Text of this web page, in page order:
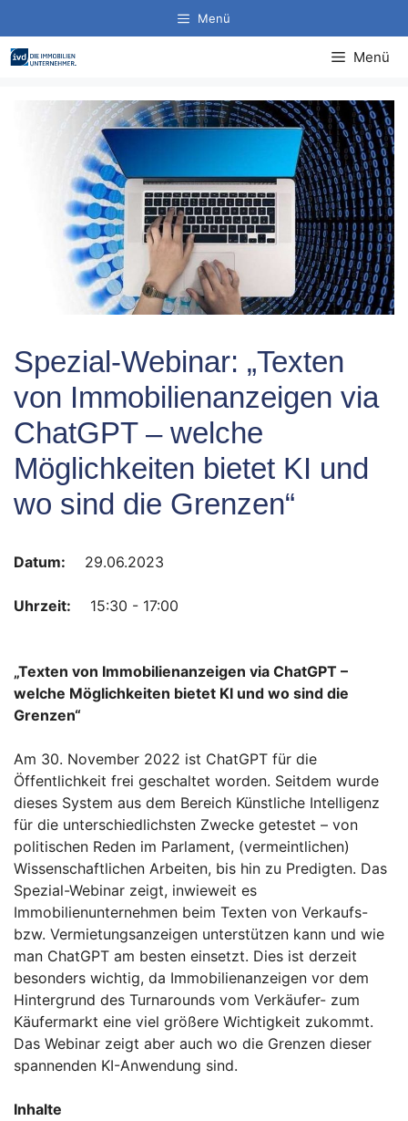
Inhalt
springen
Menü
Menü
Spezial-Webinar: „Texten
von Immobilienanzeigen via
ChatGPT – welche
Möglichkeiten bietet KI und
wo sind die Grenzen“
Datum: 29.06.2023
Uhrzeit: 15:30 - 17:00
„Texten von Immobilienanzeigen via ChatGPT –
welche Möglichkeiten bietet KI und wo sind die
Grenzen“
Am 30. November 2022 ist ChatGPT für die
Öffentlichkeit frei geschaltet worden. Seitdem wurde
dieses System aus dem Bereich Künstliche Intelligenz
für die unterschiedlichsten Zwecke getestet – von
politischen Reden im Parlament, (vermeintlichen)
Wissenschaftlichen Arbeiten, bis hin zu Predigten. Das
Spezial-Webinar zeigt, inwieweit es
Immobilienunternehmen beim Texten von Verkaufs-
bzw. Vermietungsanzeigen unterstützen kann und wie
man ChatGPT am besten einsetzt. Dies ist derzeit
besonders wichtig, da Immobilienanzeigen vor dem
Hintergrund des Turnarounds vom Verkäufer- zum
Käufermarkt eine viel größere Wichtigkeit zukommt.
Das Webinar zeigt aber auch wo die Grenzen dieser
spannenden KI-Anwendung sind.
Inhalte